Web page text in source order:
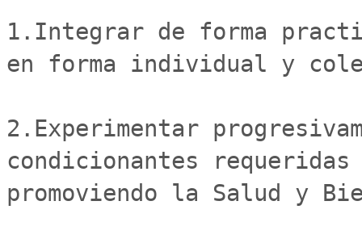
1.Integrar de forma
en forma individual y
2.Experimentar
condicionantes
promoviendo la Salud y